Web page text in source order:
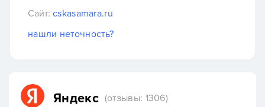
Сайт: cskasamara.ru
нашли неточность?
Яндекс (отзывы: 1306)